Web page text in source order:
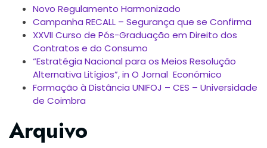
Novo Regulamento Harmonizado
Campanha RECALL – Segurança que se Confirma
XXVII Curso de Pós-Graduação em Direito dos
Contratos e do Consumo
“Estratégia Nacional para os Meios Resolução
Alternativa Litígios”, in O Jornal Económico
Formação à Distância UNIFOJ – CES – Universidade
de Coimbra
Arquivo